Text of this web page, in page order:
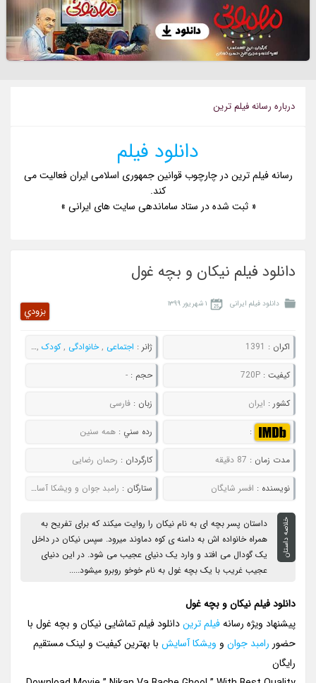
درباره رسانه فيلم ترين
دانلود فیلم
رسانه فیلم ترین در چارچوب قوانین جمهوری اسلامی ایران فعالیت می
کند.
« ثبت شده در ستاد ساماندهی سایت های ایرانی »
دانلود فیلم نیکان و بچه غول
دانلود فیلم ایرانی ۱ شهریور ۱۳۹۹
بزودي
اکران : 1391 ژانر : اجتماعی ,خانوادگی ,کودک ,
کيفيت :720P حجم : -
کشور : ایران زبان : فارسی
: رده سني : همه سنین
مدت زمان : 87 دقیقه کارگردان : رحمان رضایی
نويسنده : افسر شایگان ستارگان : رامبد جوان و ویشکا آسایش
خلاصه داستان
داستان پسر بچه ای به نام نیکان را روایت میکند که برای تفریح به
همراه خانواده اش به دامنه ی کوه دماوند میرود. سپس نیکان در داخل
یک گودال می افتد و وارد یک دنیای عجیب می شود. در این دنیای
عجیب غریب با یک بچه غول به نام خوخو روبرو میشود.....
دانلود فیلم نیکان و بچه غول
پیشنهاد ویژه رسانهفیلم تریندانلود فیلم تماشایی نیکان و بچه غول با
حضور رامبد جوان و ویشکا آسایش با بهترین کیفیت و لینک مستقیم
رایگان